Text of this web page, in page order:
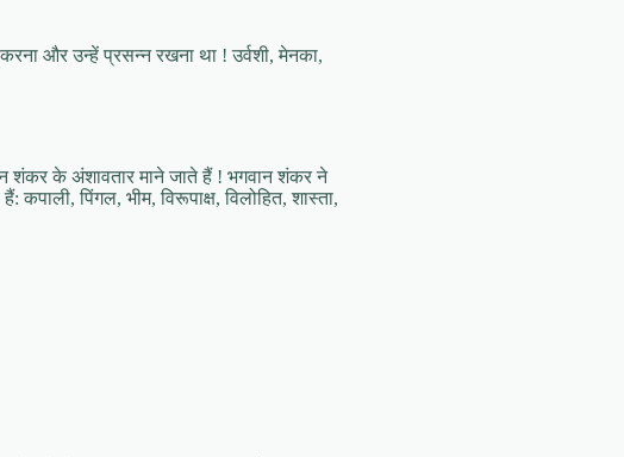
और उन्हें प्रसन्न रखना था ! उर्वशी, मेनका,
शंकर के अंशावतार माने जाते हैं ! भगवान शंकर ने
कपाली, पिंगल, भीम, विरूपाक्ष, विलोहित, शास्ता,